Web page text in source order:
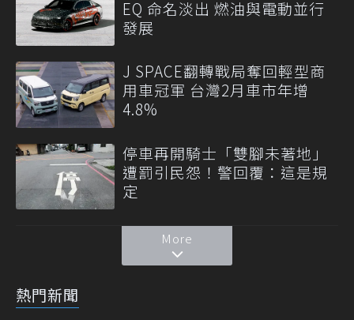
EQ 命名淡出 燃油與電動並行
發展
J SPACE翻轉戰局奪回輕型商
用車冠軍 台灣2月車市年增
4.8%
停車再開騎士「雙腳未著地」
遭罰引民怨！警回覆：這是規
定
More
熱門新聞